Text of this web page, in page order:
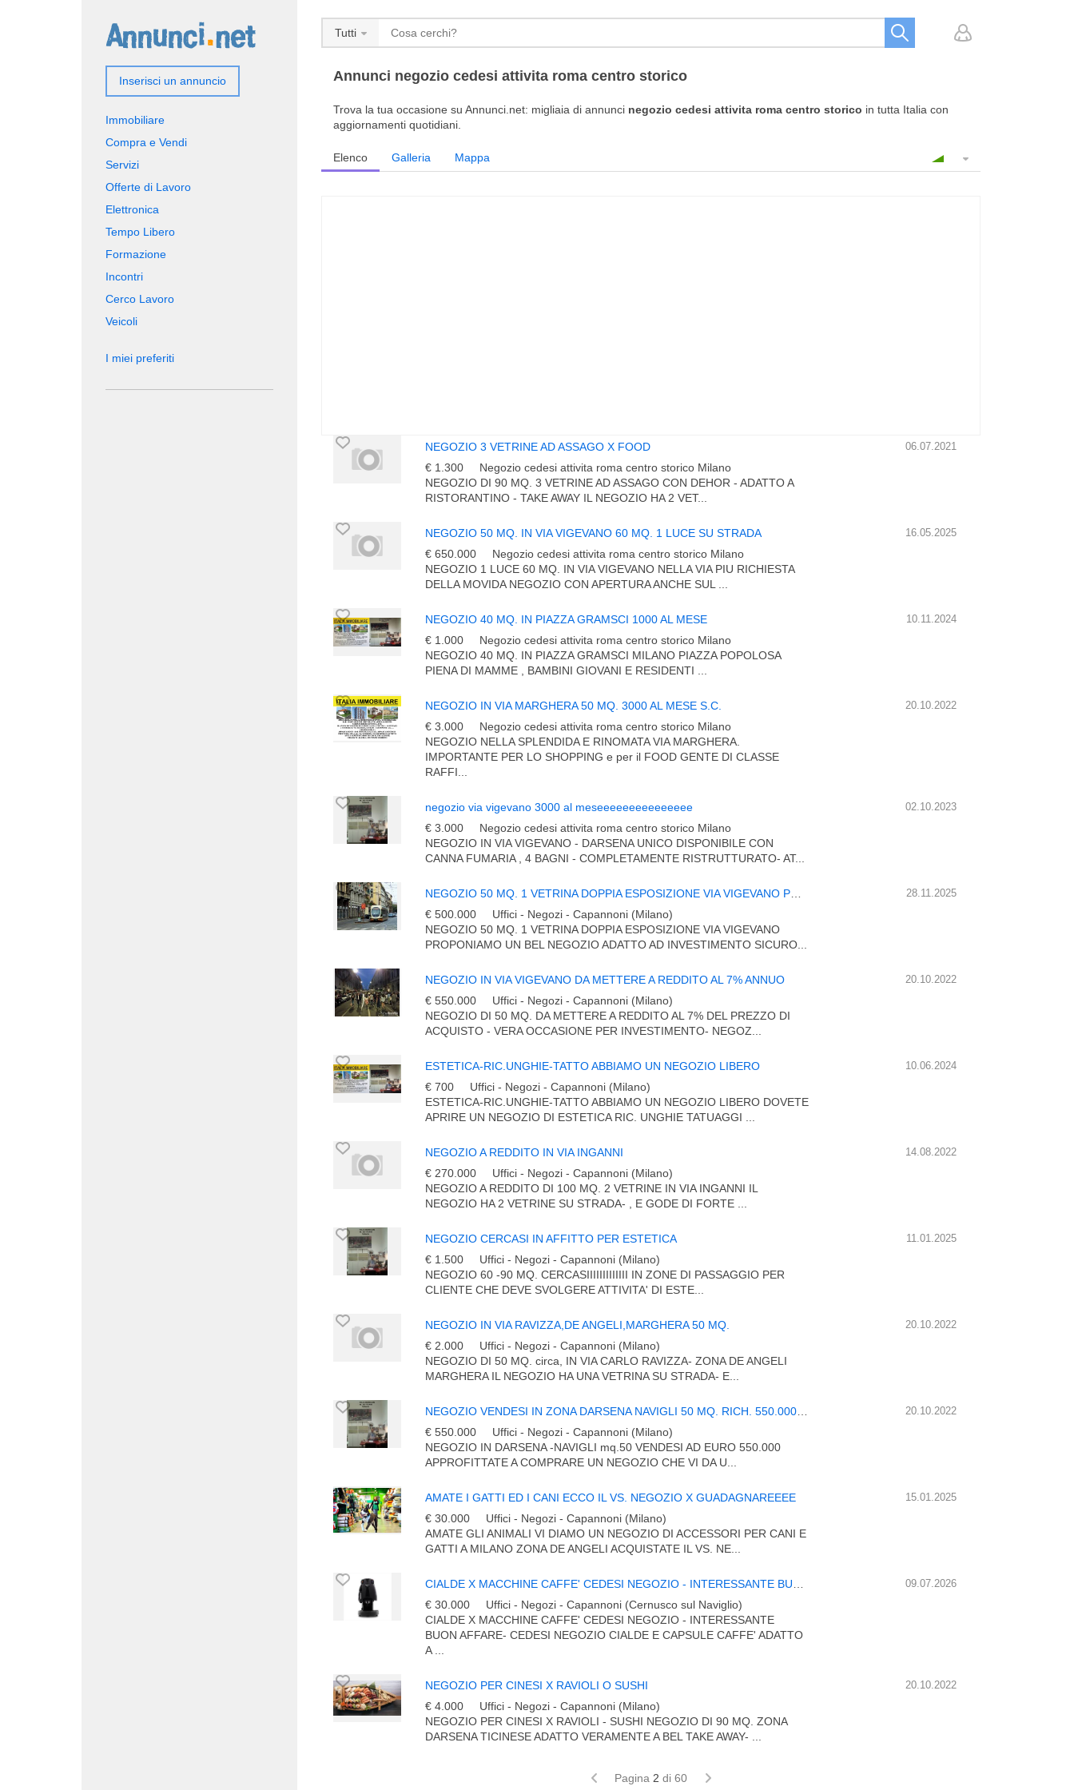
Tutti
Annunci negozio cedesi attivita roma centro storico
Trova la tua occasione su Annunci.net: migliaia di annunci negozio cedesi attivita roma centro storico in tutta Italia con
aggiornamenti quotidiani.
Elenco Galleria Mappa
06.07.2021
NEGOZIO 3 VETRINE AD ASSAGO X FOOD
€ 1.300
Negozio cedesi attivita roma centro storico Milano
NEGOZIO DI 90 MQ. 3 VETRINE AD ASSAGO CON DEHOR - ADATTO A
RISTORANTINO - TAKE AWAY IL NEGOZIO HA 2 VET...
16.05.2025
NEGOZIO 50 MQ. IN VIA VIGEVANO 60 MQ. 1 LUCE SU STRADA
€ 650.000
Negozio cedesi attivita roma centro storico Milano
NEGOZIO 1 LUCE 60 MQ. IN VIA VIGEVANO NELLA VIA PIU RICHIESTA
DELLA MOVIDA NEGOZIO CON APERTURA ANCHE SUL ...
10.11.2024
NEGOZIO 40 MQ. IN PIAZZA GRAMSCI 1000 AL MESE
€ 1.000
Negozio cedesi attivita roma centro storico Milano
NEGOZIO 40 MQ. IN PIAZZA GRAMSCI MILANO PIAZZA POPOLOSA
PIENA DI MAMME , BAMBINI GIOVANI E RESIDENTI ...
20.10.2022
NEGOZIO IN VIA MARGHERA 50 MQ. 3000 AL MESE S.C.
€ 3.000
Negozio cedesi attivita roma centro storico Milano
NEGOZIO NELLA SPLENDIDA E RINOMATA VIA MARGHERA.
IMPORTANTE PER LO SHOPPING e per il FOOD GENTE DI CLASSE
RAFFI...
02.10.2023
negozio via vigevano 3000 al meseeeeeeeeeeeeeee
€ 3.000
Negozio cedesi attivita roma centro storico Milano
NEGOZIO IN VIA VIGEVANO - DARSENA UNICO DISPONIBILE CON
CANNA FUMARIA , 4 BAGNI - COMPLETAMENTE RISTRUTTURATO- AT...
28.11.2025
€ 500.000
Uffici - Negozi - Capannoni (Milano)
NEGOZIO 50 MQ. 1 VETRINA DOPPIA ESPOSIZIONE VIA VIGEVANO
PROPONIAMO UN BEL NEGOZIO ADATTO AD INVESTIMENTO SICURO...
20.10.2022
NEGOZIO IN VIA VIGEVANO DA METTERE A REDDITO AL 7% ANNUO
€ 550.000
Uffici - Negozi - Capannoni (Milano)
NEGOZIO DI 50 MQ. DA METTERE A REDDITO AL 7% DEL PREZZO DI
ACQUISTO - VERA OCCASIONE PER INVESTIMENTO- NEGOZ...
10.06.2024
ESTETICA-RIC.UNGHIE-TATTO ABBIAMO UN NEGOZIO LIBERO
€ 700
Uffici - Negozi - Capannoni (Milano)
ESTETICA-RIC.UNGHIE-TATTO ABBIAMO UN NEGOZIO LIBERO DOVETE
APRIRE UN NEGOZIO DI ESTETICA RIC. UNGHIE TATUAGGI ...
14.08.2022
NEGOZIO A REDDITO IN VIA INGANNI
€ 270.000
Uffici - Negozi - Capannoni (Milano)
NEGOZIO A REDDITO DI 100 MQ. 2 VETRINE IN VIA INGANNI IL
NEGOZIO HA 2 VETRINE SU STRADA- , E GODE DI FORTE ...
11.01.2025
NEGOZIO CERCASI IN AFFITTO PER ESTETICA
€ 1.500
Uffici - Negozi - Capannoni (Milano)
NEGOZIO 60 -90 MQ. CERCASIIIIIIIIIIIII IN ZONE DI PASSAGGIO PER
CLIENTE CHE DEVE SVOLGERE ATTIVITA' DI ESTE...
20.10.2022
NEGOZIO IN VIA RAVIZZA,DE ANGELI,MARGHERA 50 MQ.
€ 2.000
Uffici - Negozi - Capannoni (Milano)
NEGOZIO DI 50 MQ. circa, IN VIA CARLO RAVIZZA- ZONA DE ANGELI
MARGHERA IL NEGOZIO HA UNA VETRINA SU STRADA- E...
20.10.2022
€ 550.000
Uffici - Negozi - Capannoni (Milano)
NEGOZIO IN DARSENA -NAVIGLI mq.50 VENDESI AD EURO 550.000
APPROFITTATE A COMPRARE UN NEGOZIO CHE VI DA U...
15.01.2025
AMATE I GATTI ED I CANI ECCO IL VS. NEGOZIO X GUADAGNAREEEE
€ 30.000
Uffici - Negozi - Capannoni (Milano)
AMATE GLI ANIMALI VI DIAMO UN NEGOZIO DI ACCESSORI PER CANI E
GATTI A MILANO ZONA DE ANGELI ACQUISTATE IL VS. NE...
09.07.2026
€ 30.000
Uffici - Negozi - Capannoni (Cernusco sul Naviglio)
CIALDE X MACCHINE CAFFE' CEDESI NEGOZIO - INTERESSANTE
BUON AFFARE- CEDESI NEGOZIO CIALDE E CAPSULE CAFFE' ADATTO
A ...
20.10.2022
NEGOZIO PER CINESI X RAVIOLI O SUSHI
€ 4.000
Uffici - Negozi - Capannoni (Milano)
NEGOZIO PER CINESI X RAVIOLI - SUSHI NEGOZIO DI 90 MQ. ZONA
DARSENA TICINESE ADATTO VERAMENTE A BEL TAKE AWAY- ...
Pagina 2 di 60
Inserisci un annuncio
Immobiliare
Compra e Vendi
Servizi
Offerte di Lavoro
Elettronica
Tempo Libero
Formazione
Incontri
Cerco Lavoro
Veicoli
I miei preferiti